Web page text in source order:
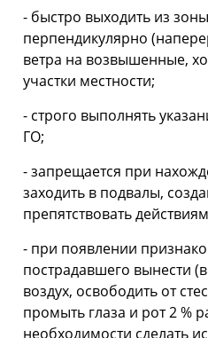
- быстро выходить из
перпендикулярно
ветра на возвышенные,
участки местности;
- строго выполнять
ГО;
- запрещается при
заходить в подвалы,
препятствовать
- при появлении
пострадавшего вынести
воздух, освободить от
промыть глаза и рот 2 %
необходимости сделать